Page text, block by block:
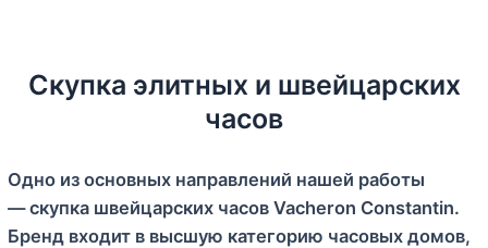
Скупка элитных и швейцарских
часов
Одно из основных направлений нашей работы
— скупка швейцарских часов Vacheron Constantin.
Бренд входит в высшую категорию часовых домов,